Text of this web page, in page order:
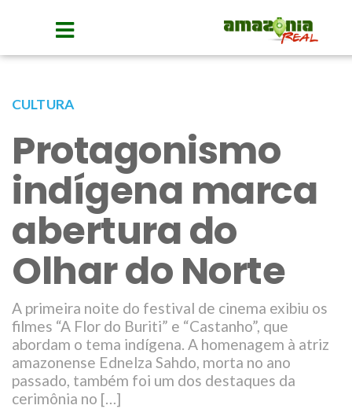
CULTURA
Protagonismo
indígena marca
abertura do
Olhar do Norte
A primeira noite do festival de cinema exibiu os
filmes “A Flor do Buriti” e “Castanho”, que
abordam o tema indígena. A homenagem à atriz
amazonense Ednelza Sahdo, morta no ano
passado, também foi um dos destaques da
cerimônia no […]